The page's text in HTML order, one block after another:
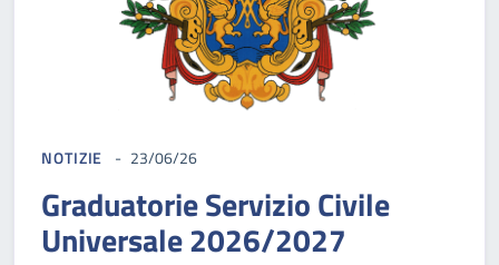
NOTIZIE 23/06/26
Graduatorie Servizio Civile
Universale 2026/2027